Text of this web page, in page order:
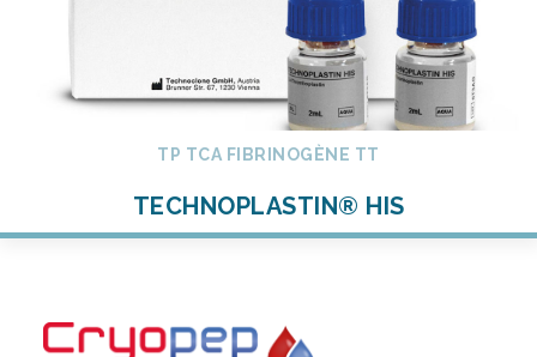
TP TCA FIBRINOGÈNE TT
TECHNOPLASTIN® HIS